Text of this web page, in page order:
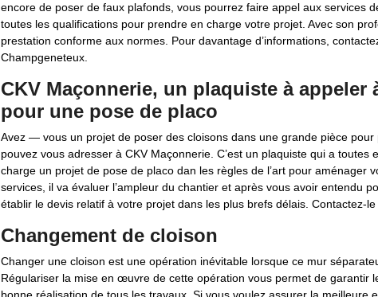
encore de poser de faux plafonds, vous pourrez faire appel aux services
toutes les qualifications pour prendre en charge votre projet. Avec son
prestation conforme aux normes. Pour davantage d’informations,
Champgeneteux.
CKV Maçonnerie, un plaquiste à appeler
pour une pose de placo
Avez — vous un projet de poser des cloisons dans une grande pièce pour
pouvez vous adresser à CKV Maçonnerie. C’est un plaquiste qui a toutes
charge un projet de pose de placo dan les règles de l’art pour aménager
services, il va évaluer l’ampleur du chantier et après vous avoir entendu
établir le devis relatif à votre projet dans les plus brefs délais. Contactez-
Changement de cloison
Changer une cloison est une opération inévitable lorsque ce mur
Régulariser la mise en œuvre de cette opération vous permet de garantir